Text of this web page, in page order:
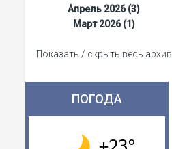
Апрель 2026 (3)
Март 2026 (1)
Показать / скрыть весь архив
ПОГОДА